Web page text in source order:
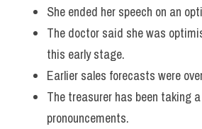
She ended her speech on an
The doctor said she was
this early stage.
Earlier sales forecasts were
The treasurer has been taking
pronouncements.